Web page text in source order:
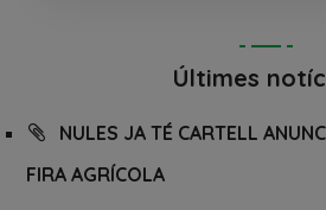
Últimes
NULES JA TÉ CARTELL
FIRA AGRÍCOLA